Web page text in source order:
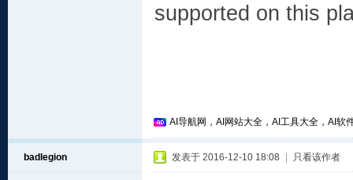
supported on this
AI导航网，AI网站大全，AI工具大全，AI软
badlegion 发表于 2016-12-10 18:08 只看该作者